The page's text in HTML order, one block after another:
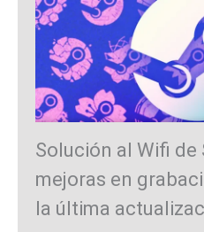
Solución al Wifi de
mejoras en
la última